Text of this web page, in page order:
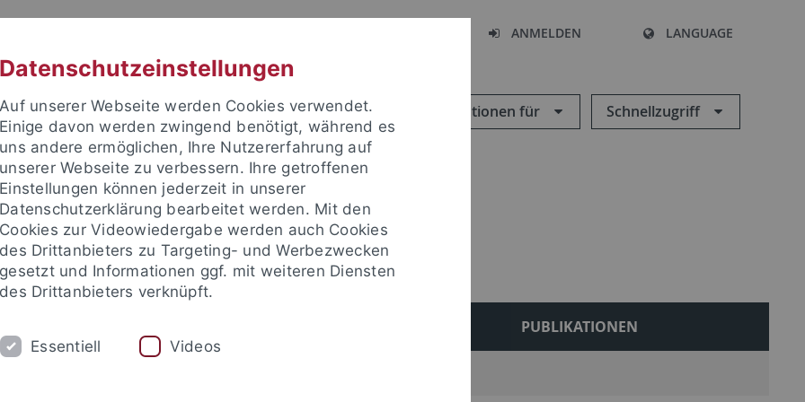
ANMELDEN LANGUAGE
Informationen für Schnellzugriff
PUBLIKATIONEN
Datenschutzeinstellungen
Auf unserer Webseite werden Cookies verwendet.
Einige davon werden zwingend benötigt, während es
uns andere ermöglichen, Ihre Nutzererfahrung auf
unserer Webseite zu verbessern. Ihre getroffenen
Einstellungen können jederzeit in unserer
Datenschutzerklärung bearbeitet werden. Mit den
Cookies zur Videowiedergabe werden auch Cookies
des Drittanbieters zu Targeting- und Werbezwecken
gesetzt und Informationen ggf. mit weiteren Diensten
des Drittanbieters verknüpft.
Essentiell Videos